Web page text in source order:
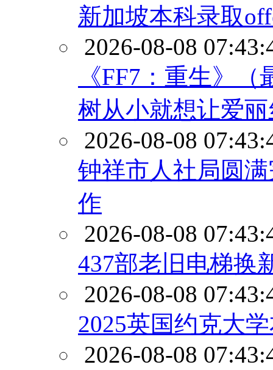
新加坡本科录取
2026-08-08
《FF7：重生》
树从小就想让爱
2026-08-08
钟祥市人社局圆
作
2026-08-08
437部老旧电梯换
2026-08-08
2025英国约克大
2026-08-08